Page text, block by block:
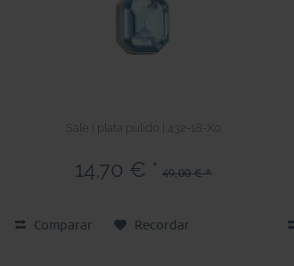
Sale | plata pulido | 432-18-X0
14,70 € * 49,00 € *
Comparar Recordar